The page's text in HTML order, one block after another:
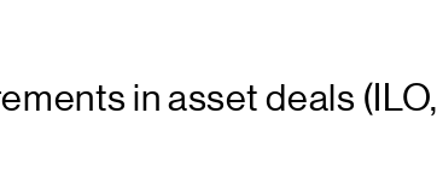
in asset deals (ILO,